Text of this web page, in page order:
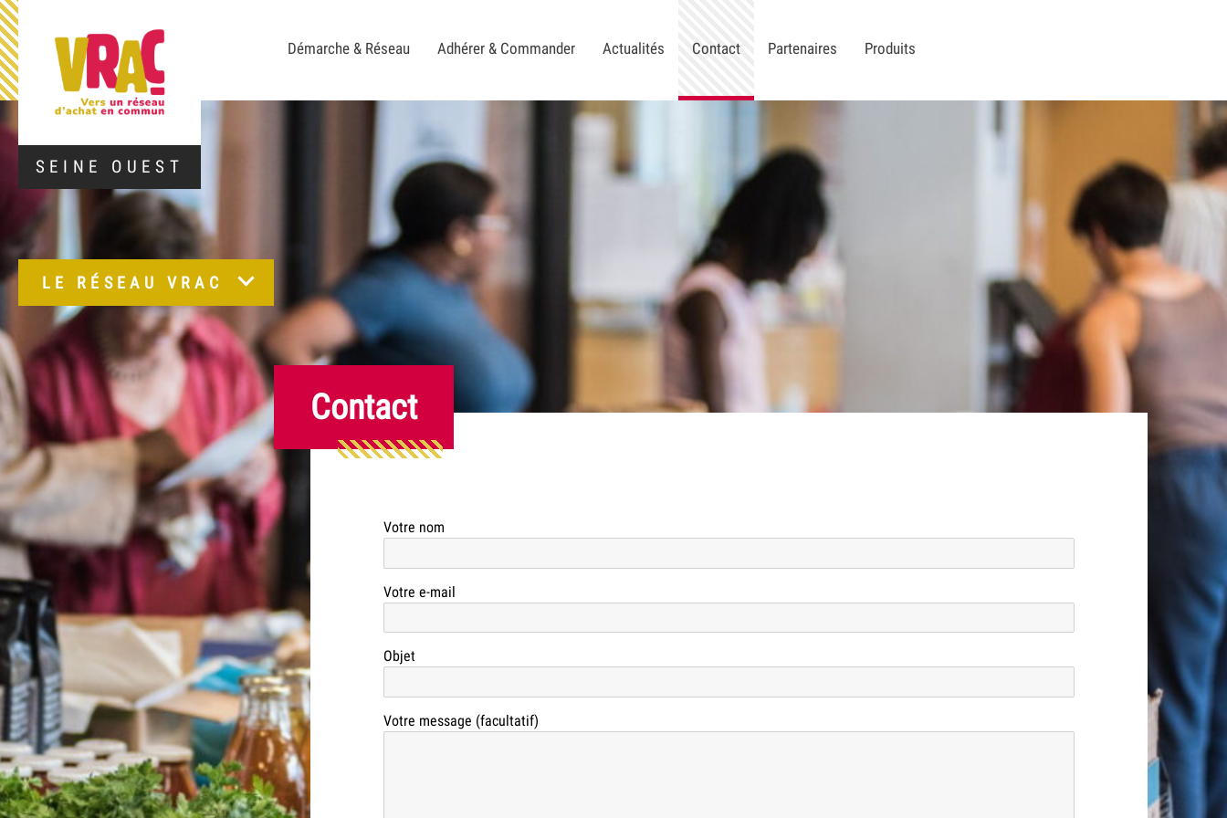
SEINE OUEST
Démarche & Réseau Adhérer & Commander Actualités Contact Partenaires Produits
LE RÉSEAU VRAC
Contact
Votre nom
Votre e-mail
Objet
Votre message (facultatif)